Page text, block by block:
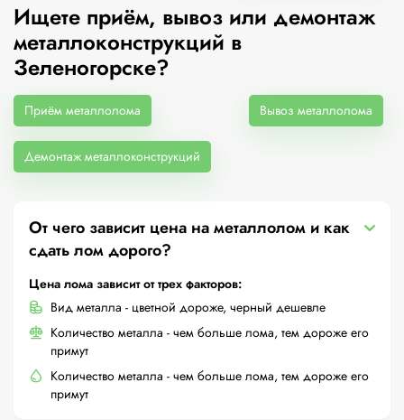
Ищете приём, вывоз или демонтаж
металлоконструкций в
Зеленогорске?
Приём металлолома Вывоз металлолома
Демонтаж металлоконструкций
От чего зависит цена на металлолом и как
сдать лом дорого?
Цена лома зависит от трех факторов:
Вид металла - цветной дороже, черный дешевле
Количество металла - чем больше лома, тем дороже его
примут
Количество металла - чем больше лома, тем дороже его
примут